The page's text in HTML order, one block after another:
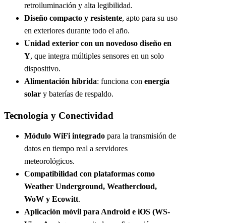
retroiluminación y alta legibilidad.
Diseño compacto y resistente, apto para su uso
en exteriores durante todo el año.
Unidad exterior con un novedoso diseño en
Y, que integra múltiples sensores en un solo
dispositivo.
Alimentación híbrida: funciona con energía
solar y baterías de respaldo.
Tecnología y Conectividad
Módulo WiFi integrado para la transmisión de
datos en tiempo real a servidores
meteorológicos.
Compatibilidad con plataformas como
Weather Underground, Weathercloud,
WoW y Ecowitt.
Aplicación móvil para Android e iOS (WS-